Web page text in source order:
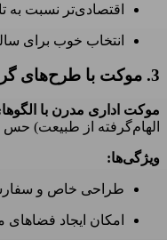
اقتصادی‌تر نسبت به
انتخاب خوب برای
3. موکت با طرح‌های گرافیکی و سه‌بعدی
موکت اداری مدرن با
الهام‌گرفته از طبیعت)
ویژگی‌ها:
طراحی خاص و
امکان ایجاد فضاهای